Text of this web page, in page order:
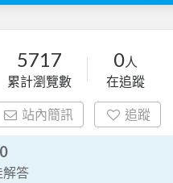
5717
累計瀏覽數
0人
在追蹤
站內簡訊 追蹤
0
解答